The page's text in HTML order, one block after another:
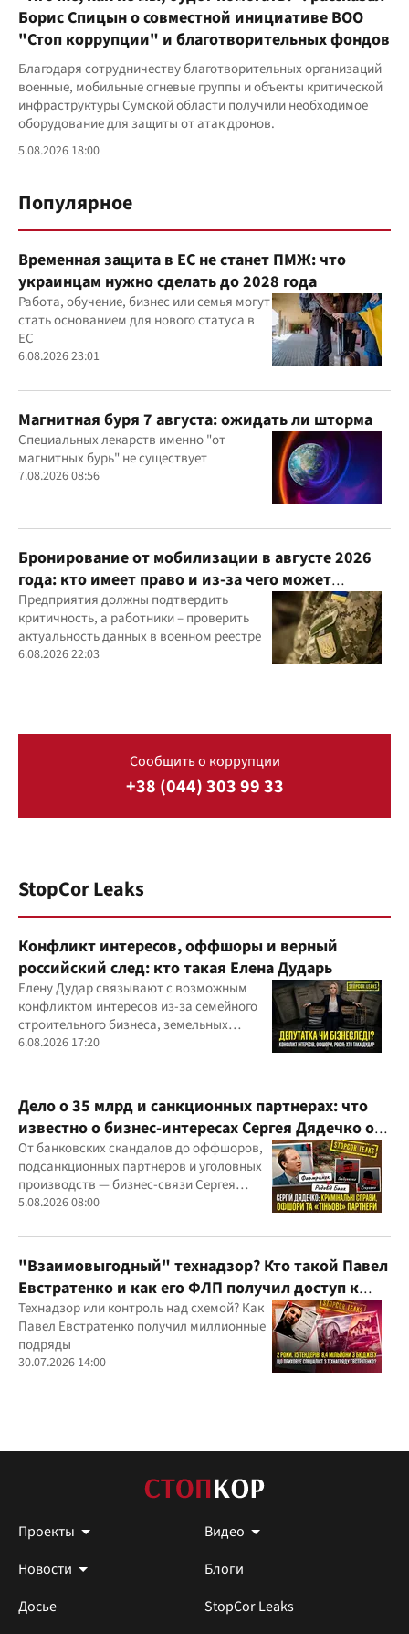
Борис Спицын о совместной инициативе ВОО
"Стоп коррупции" и благотворительных фондов
Благодаря сотрудничеству благотворительных организаций
военные, мобильные огневые группы и объекты критической
инфраструктуры Сумской области получили необходимое
оборудование для защиты от атак дронов.
5.08.2026 18:00
Популярное
Временная защита в ЕС не станет ПМЖ: что
украинцам нужно сделать до 2028 года
Работа, обучение, бизнес или семья могут
стать основанием для нового статуса в
ЕС
6.08.2026 23:01
Магнитная буря 7 августа: ожидать ли шторма
Специальных лекарств именно "от
магнитных бурь" не существует
7.08.2026 08:56
Бронирование от мобилизации в августе 2026
года: кто имеет право и из-за чего может
отказать
Предприятия должны подтвердить
критичность, а работники – проверить
актуальность данных в военном реестре
6.08.2026 22:03
Сообщить о коррупции
+38 (044) 303 99 33
StopCor Leaks
Конфликт интересов, оффшоры и верный
российский след: кто такая Елена Дударь
Елену Дудар связывают с возможным
конфликтом интересов из-за семейного
строительного бизнеса, земельных
скандалов, судебных дел
6.08.2026 17:20
Дело о 35 млрд и санкционных партнерах: что
известно о бизнес-интересах Сергея Дядечко от
"Родовид Банка" до "ФАРМАСЕЛ"
От банковских скандалов до оффшоров,
подсанкционных партнеров и уголовных
производств — бизнес-связи Сергея
Дядечко до сих пор простираются через
юрисдикций
5.08.2026 08:00
"Взаимовыгодный" технадзор? Кто такой Павел
Евстратенко и как его ФЛП получил доступ к
бюджетным миллионам?
Технадзор или контроль над схемой? Как
Павел Евстратенко получил миллионные
подряды
30.07.2026 14:00
Проекты
Видео
Новости
Блоги
Досье
StopCor Leaks